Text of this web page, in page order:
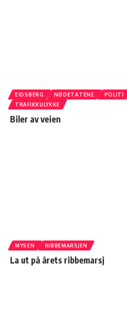
EIDSBERG NØDETATENE POLITI
TRAFIKKULYKKE
Biler av veien
MYSEN RIBBEMARSJEN
La ut på årets ribbemarsj